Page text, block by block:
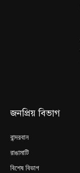
জনপ্রিয় বিভাগ
বান্দরবান
রাঙামাটি
বিশেষ বিভাগ